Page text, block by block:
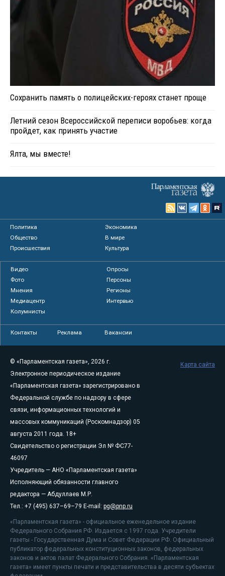
Сохранить память о полицейских-героях станет проще
Летний сезон Всероссийской переписи воробьев: когда
пройдет, как принять участие
Ялта, мы вместе!
Политика
Экономика
Общество
В мире
Происшествия
Культура
Видео
Опросы
Фото
Персоны
Мнения
Регионы
Медиацентр
Интервью
Колумнисты
Контакты Реклама Вакансии
© «Парламентская газета», 2026 г.
Электронное периодическое издание
«Парламентская газета» зарегистрировано в
Федеральной службе по надзору в сфере
связи, информационных технологий и
массовых коммуникаций (Роскомнадзор) 05
августа 2011 года. 18+
Свидетельство о регистрации Эл № ФС77-
46097
Учредитель — АНО «Парламентская газета»
Исполняющий обязанности главного
редактора — Абдуллаев М.Р.
Тел.: +7 (495) 637–69–79 E-mail: pg@pnp.ru
«Парламентская газета» - официальное еженедельное издание
Федерального Собрания РФ. Издается с 1997 года. Учредители
газеты - Государственная Дума и Совет Федерации РФ. Официальный
публикатор федеральных конституционных законов, федеральных
законов и актов палат Федерального Собрания. «Парламентская
газета» имеет пункты печати и представительства в десяти субъектах
Карта сайта